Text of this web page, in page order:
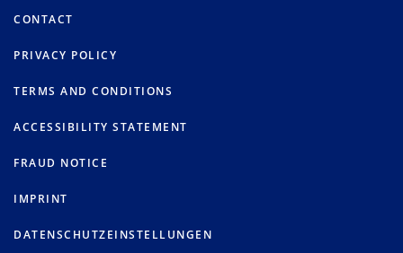
CONTACT
PRIVACY POLICY
TERMS AND CONDITIONS
ACCESSIBILITY STATEMENT
FRAUD NOTICE
IMPRINT
DATENSCHUTZEINSTELLUNGEN